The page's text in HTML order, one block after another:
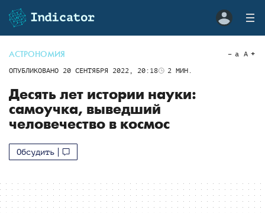
АСТРОНОМИЯ
ОПУБЛИКОВАНО 20 СЕНТЯБРЯ 2022, 20:18 2 МИН.
a A
Десять лет истории науки:
самоучка, выведший
человечество в космос
Обсудить